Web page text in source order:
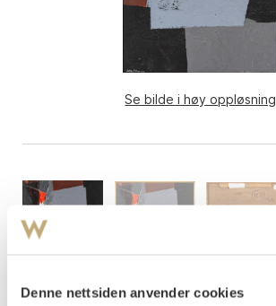
Denne nettsiden anvender cookies
Se bilde i høy oppløsning